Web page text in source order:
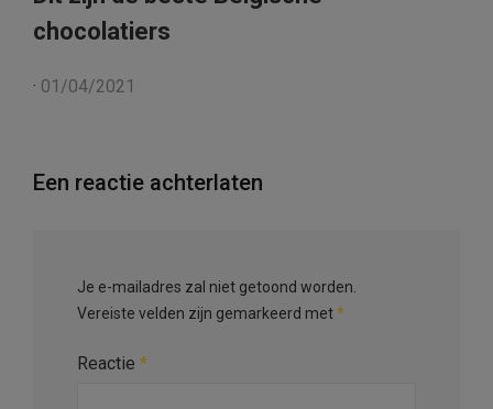
chocolatiers
· 01/04/2021
Een reactie achterlaten
Je e-mailadres zal niet getoond worden.
Vereiste velden zijn gemarkeerd met*
Reactie *